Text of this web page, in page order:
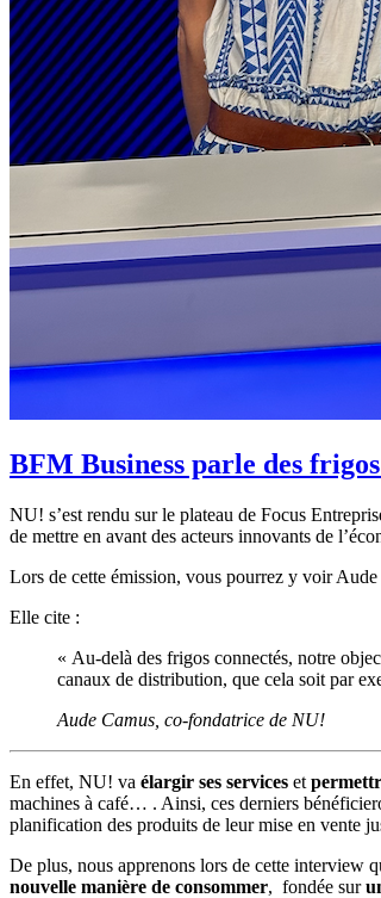
BFM Business parle des
NU! s’est rendu sur le plateau de Focus
de mettre en avant des acteurs innovants de
Lors de cette émission, vous pourrez y voir
Elle cite :
« Au-delà des frigos connectés, notre
canaux de distribution, que cela soit par
Aude Camus, co-fondatrice de NU!
En effet, NU! va élargir ses services et
machines à café… . Ainsi, ces derniers
planification des produits de leur mise en vente
De plus, nous apprenons lors de cette interview
nouvelle manière de consommer, fondée sur